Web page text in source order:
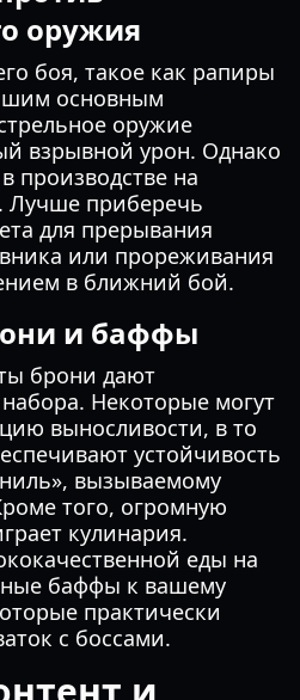
оружия
боя, такое как рапиры
основным
оружие
взрывной урон. Однако
производстве на
Лучше приберечь
для прерывания
или прореживания
в ближний бой.
и баффы
брони дают
Некоторые могут
выносливости, в то
устойчивость
вызываемому
того, огромную
кулинария.
еды на
баффы к вашему
практически
с боссами.